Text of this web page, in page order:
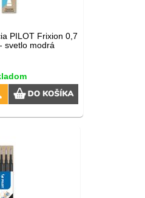
PILOT Frixion 0,7
svetlo modrá